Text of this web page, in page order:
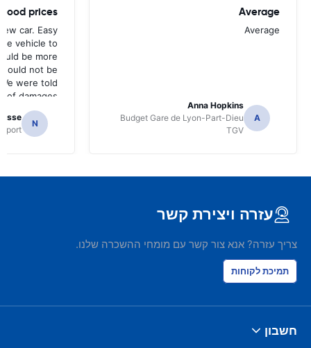
Average
Average
A
Anna Hopkins
Budget Gare de Lyon-Part-Dieu
TGV
prices
car. Easy
vehicle to
be more
not be
were told
of damages
on
but
the
N
עזרה ויצירת קשר
צריך עזרה? אנא צור קשר עם מומחי ההשכרה שלנו.
תמיכת לקוחות
חשבון